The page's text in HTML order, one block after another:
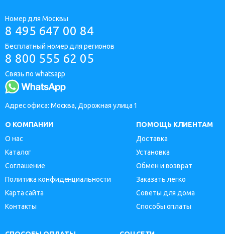
Номер для Москвы
8 495 647 00 84
Бесплатный номер для регионов
8 800 555 62 05
Связь по whatsapp
Адрес офиса: Москва, Дорожная улица 1
О КОМПАНИИ
О нас
Каталог
Соглашение
Политика конфиденциальности
Карта сайта
Контакты
ПОМОЩЬ КЛИЕНТАМ
Доставка
Установка
Обмен и возврат
Заказать легко
Советы для дома
Способы оплаты